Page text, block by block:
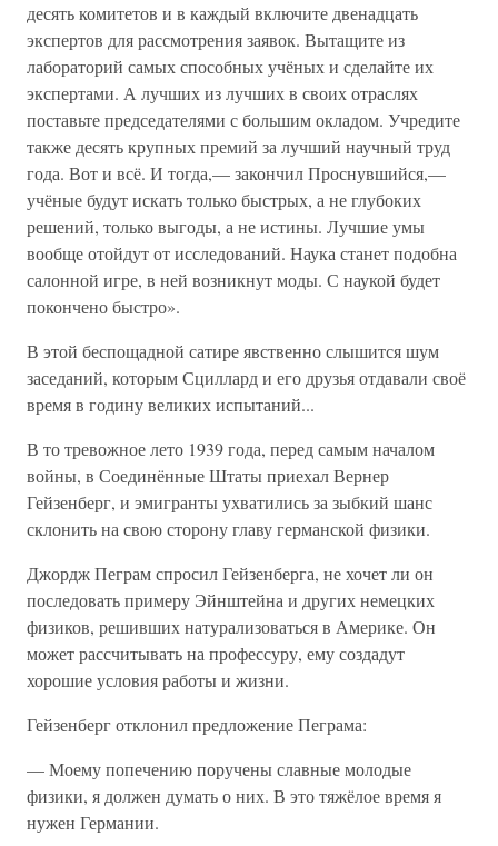
десять комитетов и в каждый включите двенадцать
экспертов для рассмотрения заявок. Вытащите из
лабораторий самых способных учёных и сделайте их
экспертами. А лучших из лучших в своих отраслях
поставьте председателями с большим окладом. Учредите
также десять крупных премий за лучший научный труд
года. Вот и всё. И тогда,— закончил Проснувшийся,—
учёные будут искать только быстрых, а не глубоких
решений, только выгоды, а не истины. Лучшие умы
вообще отойдут от исследований. Наука станет подобна
салонной игре, в ней возникнут моды. С наукой будет
покончено быстро».
В этой беспощадной сатире явственно слышится шум
заседаний, которым Сциллард и его друзья отдавали своё
время в годину великих испытаний...
В то тревожное лето 1939 года, перед самым началом
войны, в Соединённые Штаты приехал Вернер
Гейзенберг, и эмигранты ухватились за зыбкий шанс
склонить на свою сторону главу германской физики.
Джордж Пеграм спросил Гейзенберга, не хочет ли он
последовать примеру Эйнштейна и других немецких
физиков, решивших натурализоваться в Америке. Он
может рассчитывать на профессуру, ему создадут
хорошие условия работы и жизни.
Гейзенберг отклонил предложение Пеграма:
— Моему попечению поручены славные молодые
физики, я должен думать о них. В это тяжёлое время я
нужен Германии.